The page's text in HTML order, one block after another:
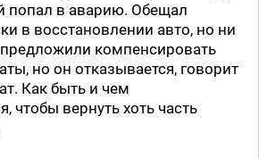
попал в аварию. Обещал
в восстановлении авто, но ни
предложили компенсировать
но он отказывается, говорит
Как быть и чем
чтобы вернуть хоть часть